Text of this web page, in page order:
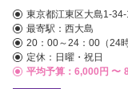
東京都江東区大島1-
最寄駅： 西大島
20：00～24：00（24
定休：日曜・祝日
平均予算：6,000円 〜